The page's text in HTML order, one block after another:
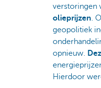
verstoringen
olieprijzen.
geopolitiek
opnieuw.
Hierdoor